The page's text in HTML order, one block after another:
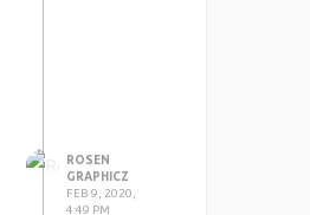
ROSEN
GRAPHICZ
FEB 9, 2020,
4:49 PM